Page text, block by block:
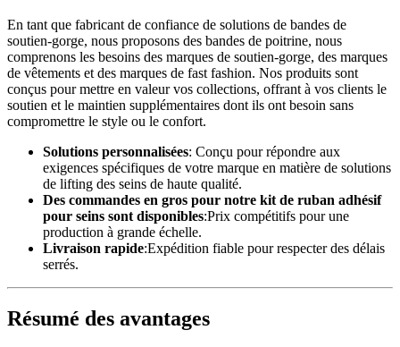
En tant que fabricant de confiance de solutions de bandes de
soutien-gorge, nous proposons des bandes de poitrine, nous
comprenons les besoins des marques de soutien-gorge, des marques
de vêtements et des marques de fast fashion. Nos produits sont
conçus pour mettre en valeur vos collections, offrant à vos clients le
soutien et le maintien supplémentaires dont ils ont besoin sans
compromettre le style ou le confort.
Solutions personnalisées: Conçu pour répondre aux
exigences spécifiques de votre marque en matière de solutions
de lifting des seins de haute qualité.
Des commandes en gros pour notre kit de ruban adhésif
pour seins sont disponibles:Prix compétitifs pour une
production à grande échelle.
Livraison rapide:Expédition fiable pour respecter des délais
serrés.
Résumé des avantages